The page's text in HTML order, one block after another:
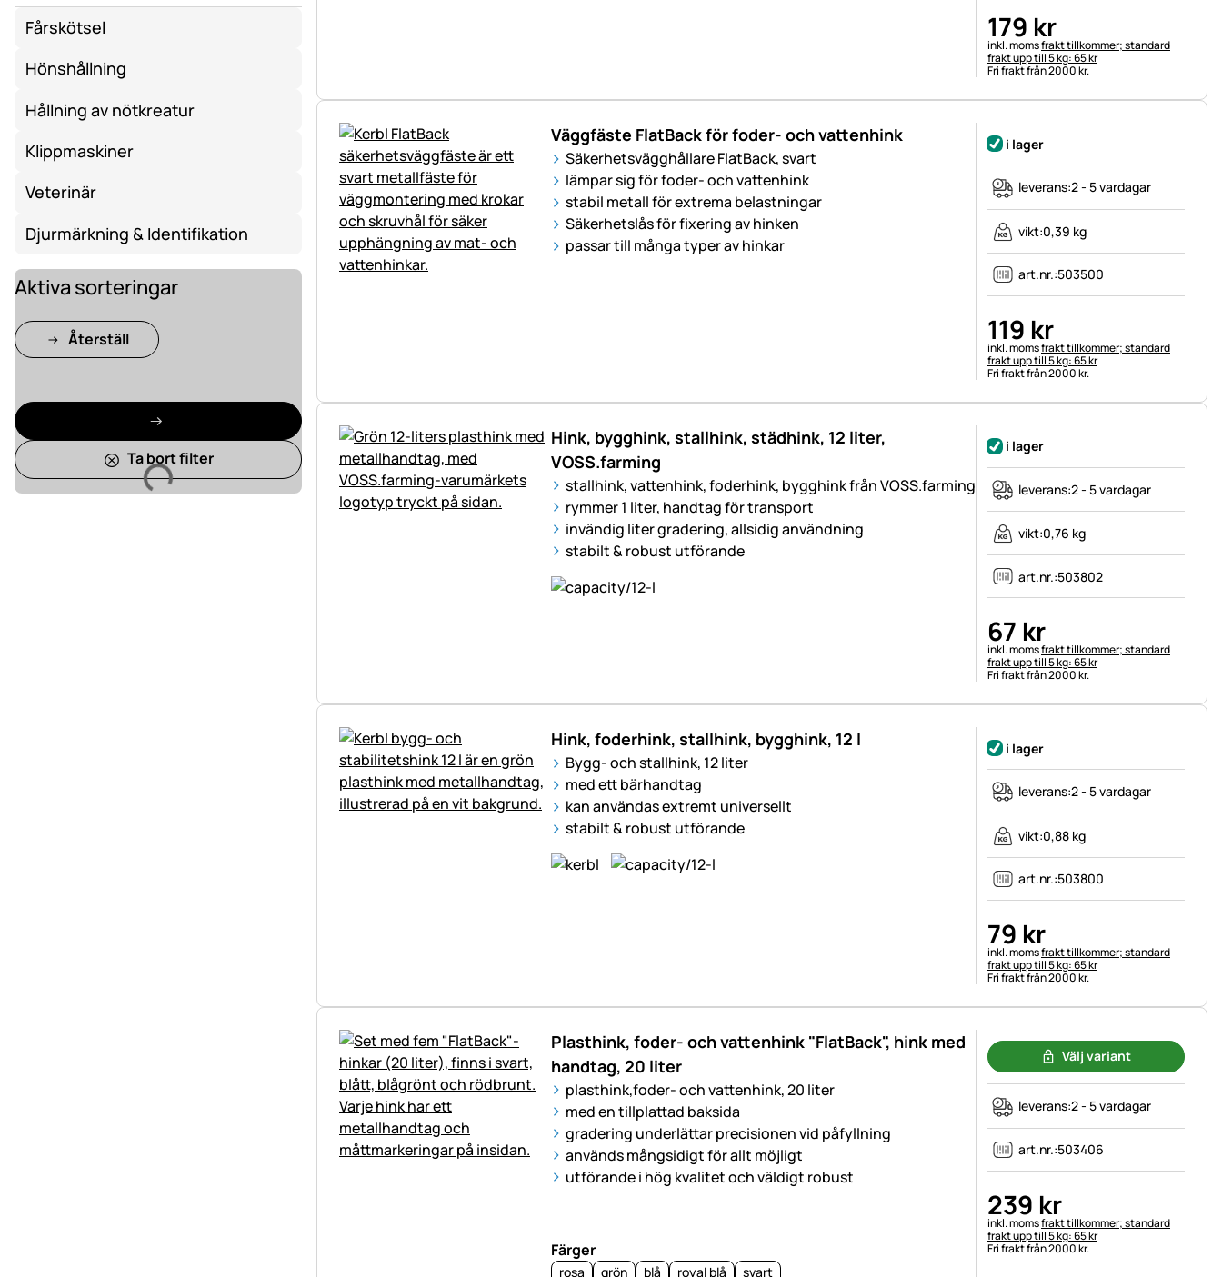
Fårskötsel
Hönshållning
Hållning av nötkreatur
Klippmaskiner
Veterinär
Djurmärkning & Identifikation
Laddar
Aktiva sorteringar
Återställ
Ta bort filter
179 kr
Skatteinformation:
inkl. momsfrakt tillkommer; standard
frakt upp till 5 kg: 65 kr
Fri frakt från 2000 kr.
Väggfäste FlatBack för foder- och vattenhink
Säkerhetsvägghållare FlatBack, svart
lämpar sig för foder- och vattenhink
stabil metall för extrema belastningar
Säkerhetslås för fixering av hinken
passar till många typer av hinkar
i lager
leverans:2 - 5 vardagar
vikt:0,39 kg
art.nr.:503500
119 kr
Skatteinformation:
inkl. momsfrakt tillkommer; standard
frakt upp till 5 kg: 65 kr
Fri frakt från 2000 kr.
Hink, bygghink, stallhink, städhink, 12 liter,
VOSS.farming
stallhink, vattenhink, foderhink, bygghink från VOSS.farming
rymmer 1 liter, handtag för transport
invändig liter gradering, allsidig användning
stabilt & robust utförande
i lager
leverans:2 - 5 vardagar
vikt:0,76 kg
art.nr.:503802
67 kr
Skatteinformation:
inkl. momsfrakt tillkommer; standard
frakt upp till 5 kg: 65 kr
Fri frakt från 2000 kr.
Hink, foderhink, stallhink, bygghink, 12 l
Bygg- och stallhink, 12 liter
med ett bärhandtag
kan användas extremt universellt
stabilt & robust utförande
i lager
leverans:2 - 5 vardagar
vikt:0,88 kg
art.nr.:503800
79 kr
Skatteinformation:
inkl. momsfrakt tillkommer; standard
frakt upp till 5 kg: 65 kr
Fri frakt från 2000 kr.
Plasthink, foder- och vattenhink "FlatBack", hink med
handtag, 20 liter
plasthink,foder- och vattenhink, 20 liter
med en tillplattad baksida
gradering underlättar precisionen vid påfyllning
används mångsidigt för allt möjligt
utförande i hög kvalitet och väldigt robust
Färger
rosa grön blå royal blå svart
Välj variant
leverans:2 - 5 vardagar
art.nr.:503406
239 kr
Skatteinformation:
inkl. momsfrakt tillkommer; standard
frakt upp till 5 kg: 65 kr
Fri frakt från 2000 kr.